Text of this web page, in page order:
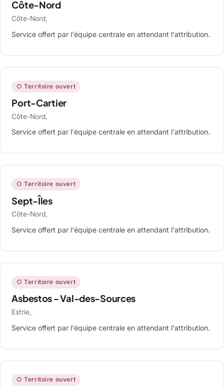
Côte-Nord
Côte-Nord,
Service offert par l'équipe centrale en attendant l'attribution.
○ Territoire ouvert
Port-Cartier
Côte-Nord,
Service offert par l'équipe centrale en attendant l'attribution.
○ Territoire ouvert
Sept-Îles
Côte-Nord,
Service offert par l'équipe centrale en attendant l'attribution.
○ Territoire ouvert
Asbestos - Val-des-Sources
Estrie,
Service offert par l'équipe centrale en attendant l'attribution.
○ Territoire ouvert